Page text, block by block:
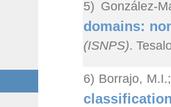
5) González-
domains:
(ISNPS).
6) Borrajo,